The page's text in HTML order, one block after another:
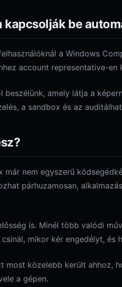
kapcsolják be
a Windows
account representative-
amely látja a
a sandbox és az
már nem egyszerű
párhuzamosan,
is. Minél több valódi
mikor kér engedélyt, és
most közelebb került ahhoz,
a gépen.